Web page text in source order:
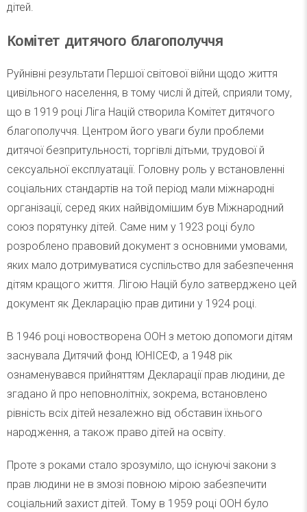
дітей.
Комітет дитячого благополуччя
Руйнівні результати Першої світової війни щодо життя
цивільного населення, в тому числі й дітей, сприяли тому,
що в 1919 році Ліга Націй створила Комітет дитячого
благополуччя. Центром його уваги були проблеми
дитячої безпритульності, торгівлі дітьми, трудової й
сексуальної експлуатації. Головну роль у встановленні
соціальних стандартів на той період мали міжнародні
організації, серед яких найвідомішим був Міжнародний
союз порятунку дітей. Саме ним у 1923 році було
розроблено правовий документ з основними умовами,
яких мало дотримуватися суспільство для забезпечення
дітям кращого життя. Лігою Націй було затверджено цей
документ як Декларацію прав дитини у 1924 році.
В 1946 році новостворена ООН з метою допомоги дітям
заснувала Дитячий фонд ЮНІСЕФ, а 1948 рік
ознаменувався прийняттям Декларації прав людини, де
згадано й про неповнолітніх, зокрема, встановлено
рівність всіх дітей незалежно від обставин їхнього
народження, а також право дітей на освіту.
Проте з роками стало зрозуміло, що існуючі закони з
прав людини не в змозі повною мірою забезпечити
соціальний захист дітей. Тому в 1959 році ООН було